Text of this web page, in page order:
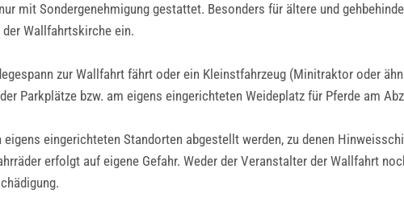
mit Sondergenehmigung gestattet. Besonders für ältere und
Wallfahrtskirche ein.
zur Wallfahrt fährt oder ein Kleinstfahrzeug (Minitraktor oder
Parkplätze bzw. am eigens eingerichteten Weideplatz für Pferde am
eigens eingerichteten Standorten abgestellt werden, zu denen
erfolgt auf eigene Gefahr. Weder der Veranstalter der Wallfahrt